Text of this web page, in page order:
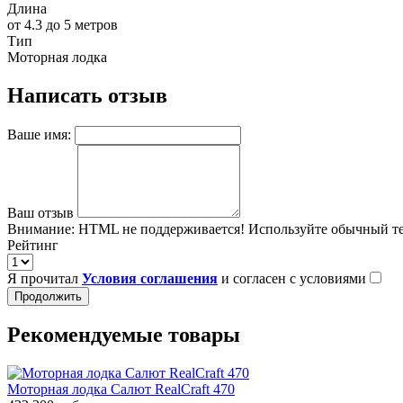
Длина
от 4.3 до 5 метров
Тип
Моторная лодка
Написать отзыв
Ваше имя:
Ваш отзыв
Внимание: HTML не поддерживается! Используйте обычный
Рейтинг
Я прочитал Условия соглашения и согласен с условиями
Продолжить
Рекомендуемые товары
Моторная лодка Салют RealCraft 470